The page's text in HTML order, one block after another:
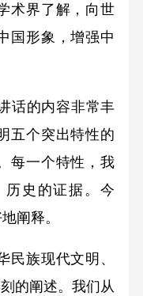
术界了解，向世
国形象，增强中
话的内容非常丰
五个突出特性的
每一个特性，我
史的证据。今
阐释。
族现代文明、
的阐述。我们从